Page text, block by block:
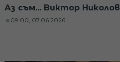
Аз съм... Виктор Николов
09:00, 07.06.2026